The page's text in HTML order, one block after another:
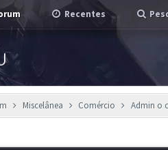
Recentes
Miscelânea Comércio Admin o